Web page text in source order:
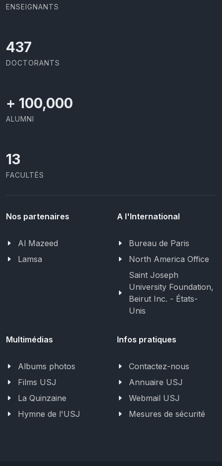
ENSEIGNANTS
437
DOCTORANTS
+ 100,000
ALUMNI
13
FACULTÉS
Nos partenaires
Al Mazeed
Lamsa
A l'International
Bureau de Paris
North America Office
Saint Joseph
University Foundation,
Beirut Inc. - États-
Unis
Multimédias
Albums photos
Films USJ
La Quinzaine
Hymne de l'USJ
Infos pratiques
Contactez-nous
Annuaire USJ
Webmail USJ
Mesures de sécurité